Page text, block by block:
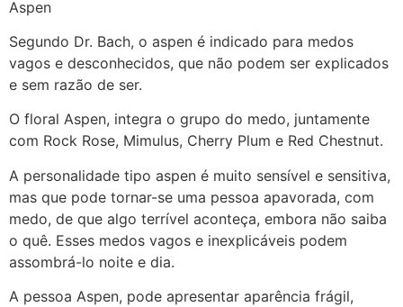
Aspen
Segundo Dr. Bach, o aspen é indicado para medos
vagos e desconhecidos, que não podem ser explicados
e sem razão de ser.
O floral Aspen, integra o grupo do medo, juntamente
com Rock Rose, Mimulus, Cherry Plum e Red Chestnut.
A personalidade tipo aspen é muito sensível e sensitiva,
mas que pode tornar-se uma pessoa apavorada, com
medo, de que algo terrível aconteça, embora não saiba
o quê. Esses medos vagos e inexplicáveis podem
assombrá-lo noite e dia.
A pessoa Aspen, pode apresentar aparência frágil,